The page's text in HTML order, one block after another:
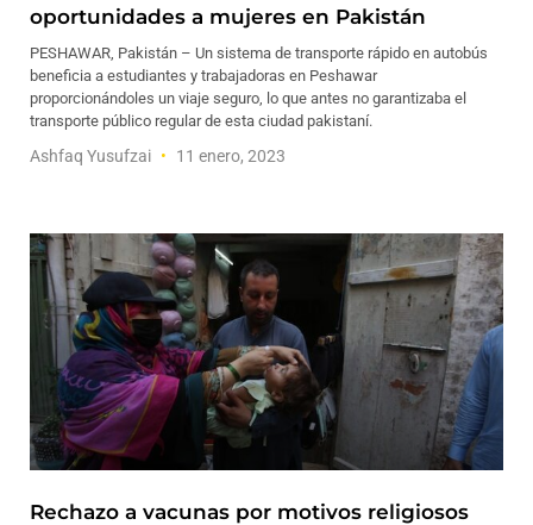
oportunidades a mujeres en Pakistán
PESHAWAR, Pakistán – Un sistema de transporte rápido en autobús
beneficia a estudiantes y trabajadoras en Peshawar
proporcionándoles un viaje seguro, lo que antes no garantizaba el
transporte público regular de esta ciudad pakistaní.
Ashfaq Yusufzai 11 enero, 2023
Rechazo a vacunas por motivos religiosos